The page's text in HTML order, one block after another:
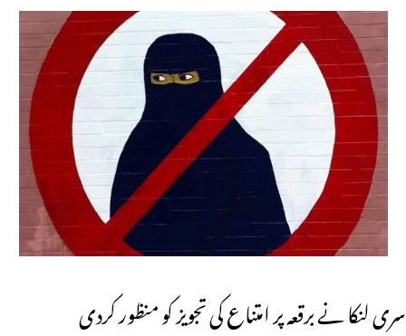
سری لنکا نے برقعہ پر امتناع کی تجویز کو منظور کردی